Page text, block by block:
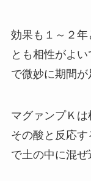
効果も１～２
とも相性がよ
で微妙に期間が
マグァンプＫは
その酸と反応
で土の中に混ぜ